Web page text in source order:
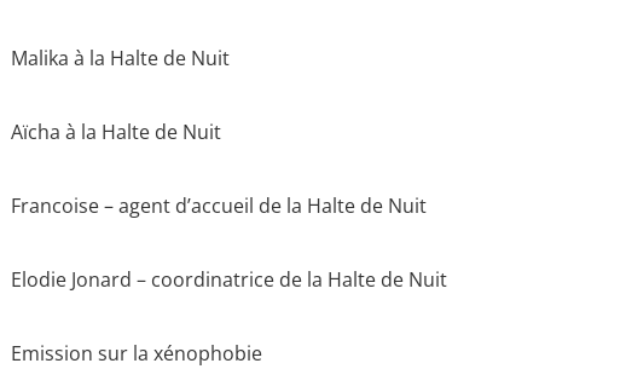
Malika à la Halte de Nuit
Aïcha à la Halte de Nuit
Francoise – agent d’accueil de la Halte de Nuit
Elodie Jonard – coordinatrice de la Halte de Nuit
Emission sur la xénophobie